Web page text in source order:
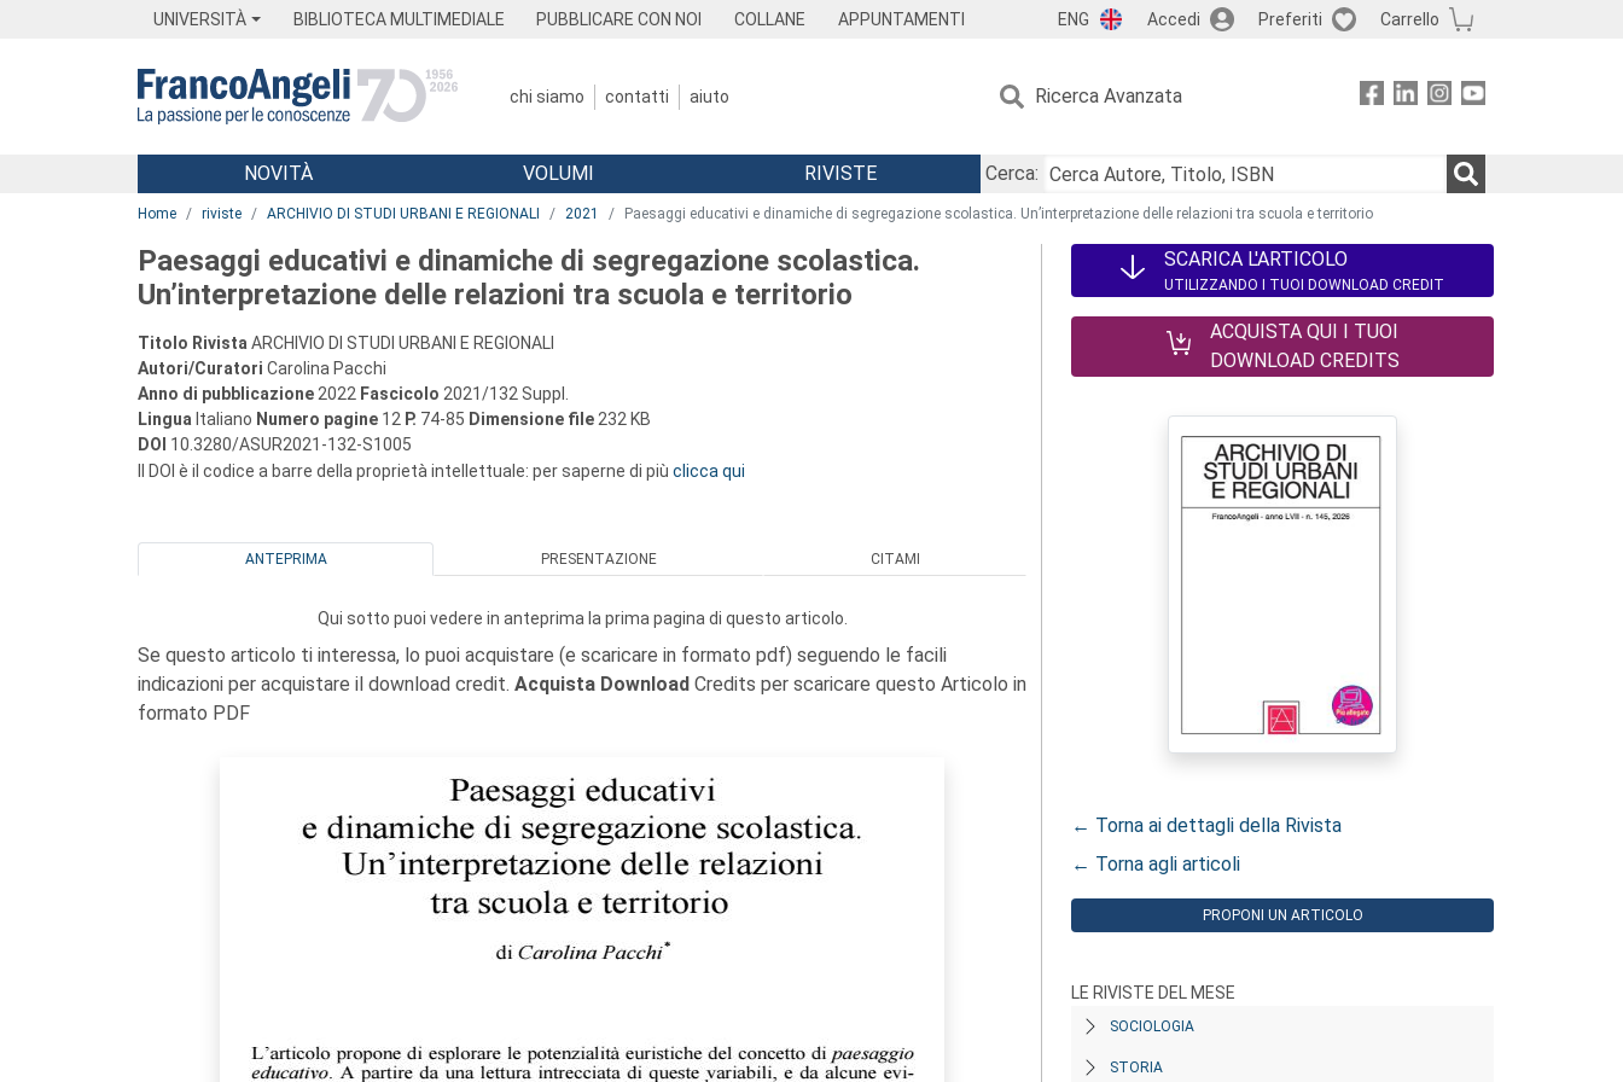
UNIVERSITÀ BIBLIOTECA MULTIMEDIALE PUBBLICARE CON NOI COLLANE APPUNTAMENTI ENG Accedi Preferiti Carrello
chi siamo contatti aiuto Ricerca Avanzata
Menu
NOVITÀ VOLUMI RIVISTE
Cerca:
Home riviste ARCHIVIO DI STUDI URBANI E REGIONALI 2021 Paesaggi educativi e dinamiche di segregazione scolastica. Un’interpretazione delle relazioni tra scuola e territorio
Paesaggi educativi e dinamiche di segregazione scolastica.
Un’interpretazione delle relazioni tra scuola e territorio
Titolo Rivista ARCHIVIO DI STUDI URBANI E REGIONALI
Autori/Curatori Carolina Pacchi
Anno di pubblicazione 2022 Fascicolo 2021/132 Suppl.
Lingua Italiano Numero pagine 12 P. 74-85 Dimensione file 232 KB
DOI 10.3280/ASUR2021-132-S1005
Il DOI è il codice a barre della proprietà intellettuale: per saperne di più clicca qui
ANTEPRIMA PRESENTAZIONE CITAMI
Qui sotto puoi vedere in anteprima la prima pagina di questo articolo.
Se questo articolo ti interessa, lo puoi acquistare (e scaricare in formato pdf) seguendo le facili
indicazioni per acquistare il download credit. Acquista Download Credits per scaricare questo Articolo in
formato PDF
SCARICA L'ARTICOLO
UTILIZZANDO I TUOI DOWNLOAD CREDIT
ACQUISTA QUI I TUOI
DOWNLOAD CREDITS
← Torna ai dettagli della Rivista
← Torna agli articoli
PROPONI UN ARTICOLO
LE RIVISTE DEL MESE
SOCIOLOGIA
STORIA